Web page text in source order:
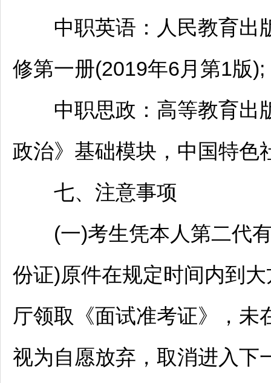
中职英语：人民教育出
修第一册(2019年6月第1版);
中职思政：高等教育出
政治》基础模块，中国特色
七、注意事项
(一)考生凭本人第二代有
份证)原件在规定时间内到
厅领取《面试准考证》，未
视为自愿放弃，取消进入下